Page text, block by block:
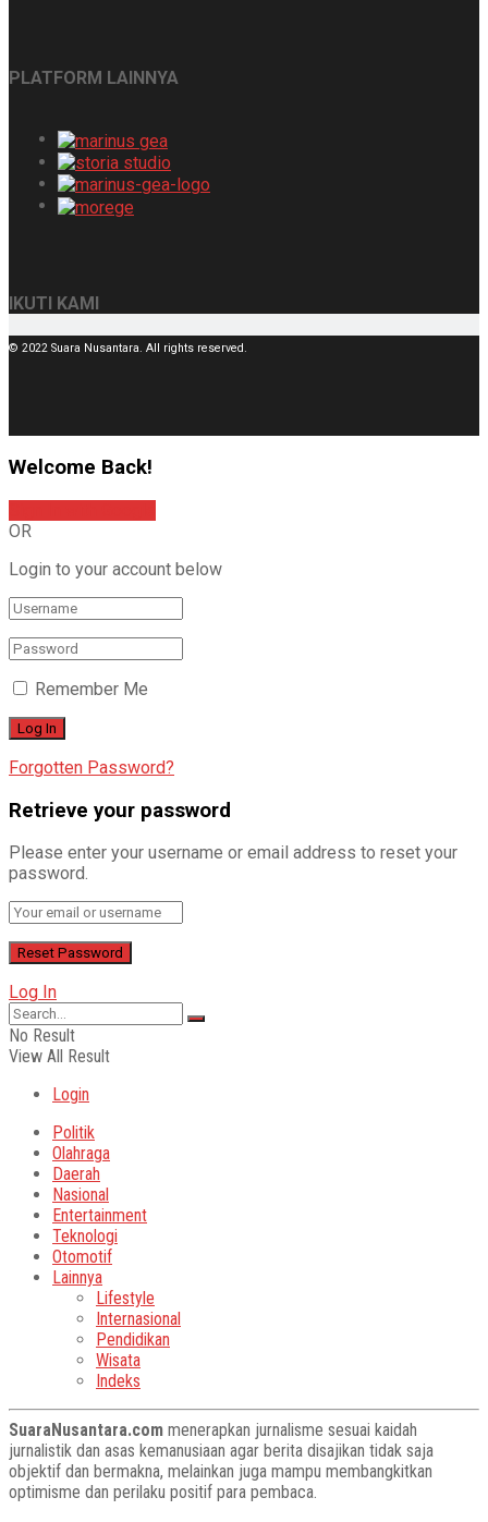
PLATFORM LAINNYA
IKUTI KAMI
© 2022 Suara Nusantara. All rights reserved.
Welcome Back!
OR
Login to your account below
Remember Me
Forgotten Password?
Retrieve your password
Please enter your username or email address to reset your
password.
Log In
No Result
View All Result
Login
Politik
Olahraga
Daerah
Nasional
Entertainment
Teknologi
Otomotif
Lainnya
Lifestyle
Internasional
Pendidikan
Wisata
Indeks
SuaraNusantara.com menerapkan jurnalisme sesuai kaidah
jurnalistik dan asas kemanusiaan agar berita disajikan tidak saja
objektif dan bermakna, melainkan juga mampu membangkitkan
optimisme dan perilaku positif para pembaca.